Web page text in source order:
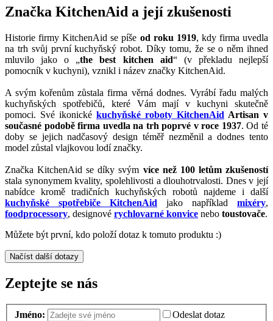
Značka KitchenAid a její zkušenosti
Historie firmy KitchenAid se píše od roku 1919, kdy firma uvedla
na trh svůj první kuchyňský robot. Díky tomu, že se o něm ihned
mluvilo jako o „the best kitchen aid“ (v překladu nejlepší
pomocník v kuchyni), vznikl i název značky KitchenAid.
A svým kořenům zůstala firma věrná dodnes. Vyrábí řadu malých
kuchyňských spotřebičů, které Vám mají v kuchyni skutečně
pomoci. Své ikonické kuchyňské roboty KitchenAid Artisan v
současné podobě firma uvedla na trh poprvé v roce 1937. Od té
doby se jejich nadčasový design téměř nezměnil a dodnes tento
model zůstal vlajkovou lodí značky.
Značka KitchenAid se díky svým více než 100 letům zkušeností
stala synonymem kvality, spolehlivosti a dlouhotrvalosti. Dnes v její
nabídce kromě tradičních kuchyňských robotů najdeme i další
kuchyňské spotřebiče KitchenAid jako například mixéry,
foodprocessory, designové rychlovarné konvice nebo toustovače.
Můžete být první, kdo položí dotaz k tomuto produktu :)
Načíst další dotazy
Zeptejte se nás
Jméno:
Odeslat dotaz